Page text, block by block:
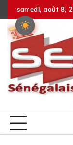
to
content
samedi, août 8,